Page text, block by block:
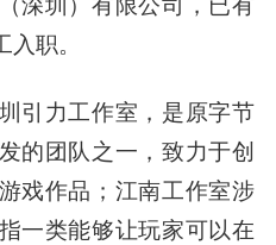
职。
引力工作室，是原字节
的团队之一，致力于创
戏作品；江南工作室涉
一类能够让玩家可以在